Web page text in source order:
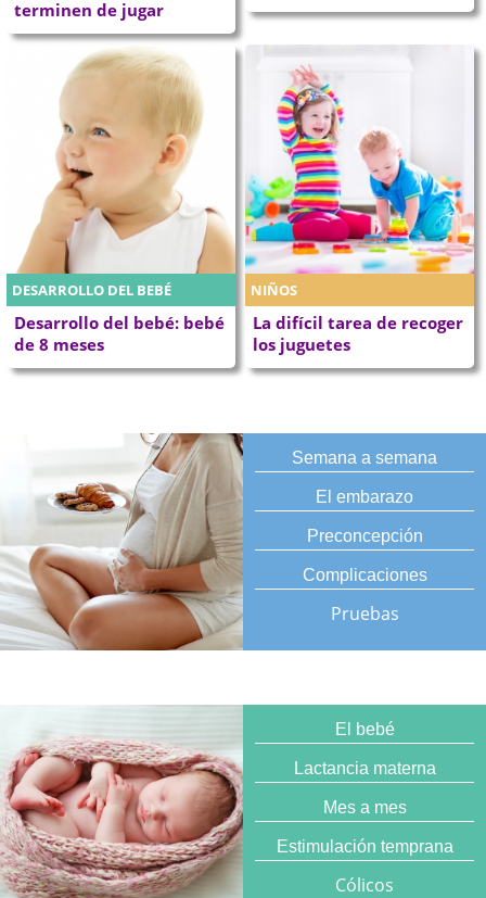
terminen de jugar
DESARROLLO DEL BEBÉ
Desarrollo del bebé: bebé
de 8 meses
NIÑOS
La difícil tarea de recoger
los juguetes
Semana a semana
El embarazo
Preconcepción
Complicaciones
Pruebas
El bebé
Lactancia materna
Mes a mes
Estimulación temprana
Cólicos